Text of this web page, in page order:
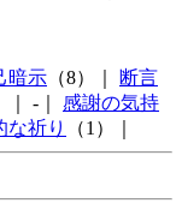
暗示 （8）｜
断言
｜ -｜ 感謝の気持
な祈り （1）｜